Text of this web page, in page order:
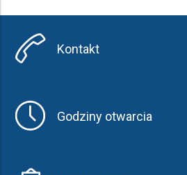
Kontakt
Godziny otwarcia